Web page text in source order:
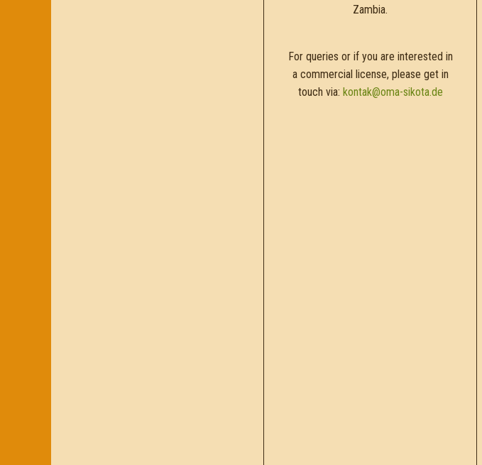
Zambia.
For queries or if you are interested in
a commercial license, please get in
touch via: kontak@oma-sikota.de